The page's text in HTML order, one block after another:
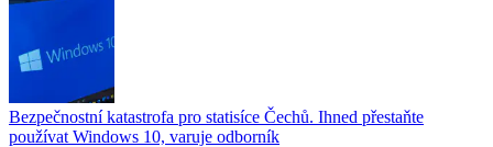
Bezpečnostní katastrofa pro statisíce Čechů. Ihned přestaňte
používat Windows 10, varuje odborník